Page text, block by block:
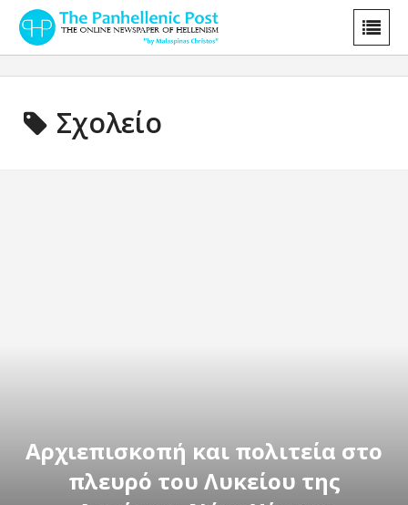
Σχολείο
Αρχιεπισκοπή και πολιτεία στο
πλευρό του Λυκείου της